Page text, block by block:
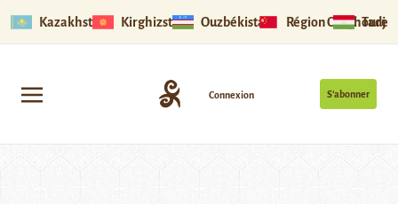
Kazakhstan Kirghizstan Ouzbékistan Région Ouïghoure
S’abonner
Connexion